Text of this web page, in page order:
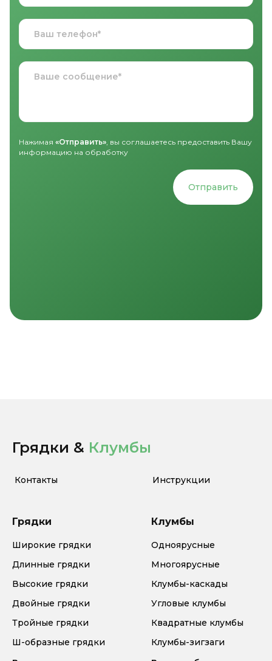
Нажимая «Отправить» , вы соглашаетесь предоставить Вашу
информацию на обработку
Отправить
Грядки & Клумбы
Контакты Инструкции
Грядки
Широкие грядки
Длинные грядки
Высокие грядки
Двойные грядки
Тройные грядки
Ш-образные грядки
Клумбы
Одноярусные
Многоярусные
Клумбы-каскады
Угловые клумбы
Квадратные клумбы
Клумбы-зигзаги